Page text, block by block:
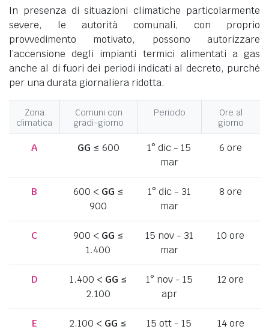
In presenza di situazioni climatiche particolarmente
severe, le autorità comunali, con proprio
provvedimento motivato, possono autorizzare
l’accensione degli impianti termici alimentati a gas
anche al di fuori dei periodi indicati al decreto, purché
per una durata giornaliera ridotta.
Zona
climatica
Comuni con
gradi-giorno
Periodo
Ore al
giorno
A GG ≤ 600
1° dic - 15
mar
6 ore
B 600 < GG ≤
900
1° dic - 31
mar
8 ore
C 900 < GG ≤
1.400
15 nov - 31
mar
10 ore
D 1.400 < GG ≤
2.100
1° nov - 15
apr
12 ore
E 2.100 < GG ≤
15 ott - 15
14 ore